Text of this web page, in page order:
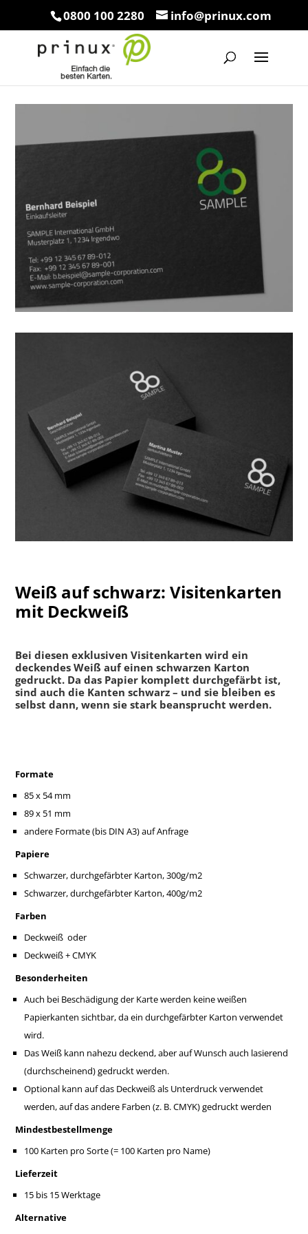
0800 100 2280 info@prinux.com
Weiß auf schwarz: Visitenkarten
mit Deckweiß
Bei diesen exklusiven Visitenkarten wird ein
deckendes Weiß auf einen schwarzen Karton
gedruckt. Da das Papier komplett durchgefärbt ist,
sind auch die Kanten schwarz – und sie bleiben es
selbst dann, wenn sie stark beansprucht werden.
Formate
85 x 54 mm
89 x 51 mm
andere Formate (bis DIN A3) auf Anfrage
Papiere
Schwarzer, durchgefärbter Karton, 300g/m2
Schwarzer, durchgefärbter Karton, 400g/m2
Farben
Deckweiß oder
Deckweiß + CMYK
Besonderheiten
Auch bei Beschädigung der Karte werden keine weißen
Papierkanten sichtbar, da ein durchgefärbter Karton verwendet
wird.
Das Weiß kann nahezu deckend, aber auf Wunsch auch lasierend
(durchscheinend) gedruckt werden.
Optional kann auf das Deckweiß als Unterdruck verwendet
werden, auf das andere Farben (z. B. CMYK) gedruckt werden
Mindestbestellmenge
100 Karten pro Sorte (= 100 Karten pro Name)
Lieferzeit
15 bis 15 Werktage
Alternative